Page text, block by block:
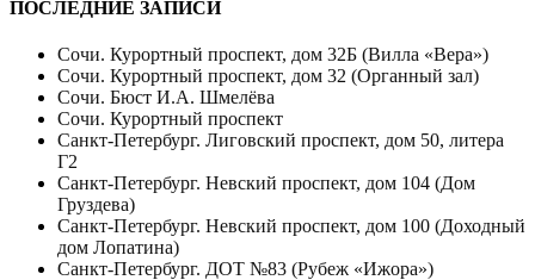
ПОСЛЕДНИЕ ЗАПИСИ
Сочи. Курортный проспект, дом 32Б (Вилла «Вера»)
Сочи. Курортный проспект, дом 32 (Органный зал)
Сочи. Бюст И.А. Шмелёва
Сочи. Курортный проспект
Санкт-Петербург. Лиговский проспект, дом 50, литера
Г2
Санкт-Петербург. Невский проспект, дом 104 (Дом
Груздева)
Санкт-Петербург. Невский проспект, дом 100 (Доходный
дом Лопатина)
Санкт-Петербург. ДОТ №83 (Рубеж «Ижора»)